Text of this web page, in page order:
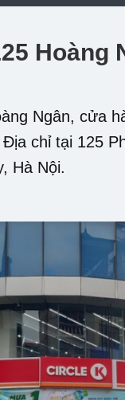
Hoàng
Ngân, cửa
chỉ tại 125
Hà Nội.